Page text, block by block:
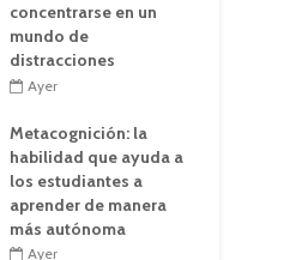
concentrarse en un
mundo de
distracciones
Ayer
Metacognición: la
habilidad que ayuda a
los estudiantes a
aprender de manera
más autónoma
Ayer